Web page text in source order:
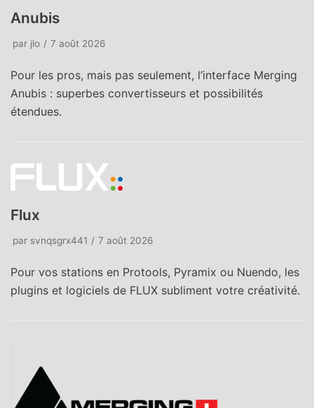
Anubis
par jlo 7 août 2026
Pour les pros, mais pas seulement, l’interface Merging
Anubis : superbes convertisseurs et possibilités
étendues.
Flux
par svnqsgrx441 7 août 2026
Pour vos stations en Protools, Pyramix ou Nuendo, les
plugins et logiciels de FLUX subliment votre créativité.